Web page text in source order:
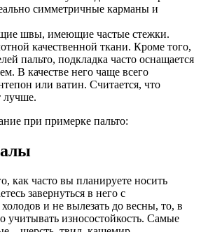
симметричные карманы и
швы, имеющие частые стежки.
качественной ткани. Кроме того,
пальто, подкладка часто оснащается
В качестве него чаще всего
или ватин. Считается, что
лучше.
при примерке пальто:
как часто вы планируете носить
завернуться в него с
и не вылезать до весны, то, в
учитывать износостойкость. Самые